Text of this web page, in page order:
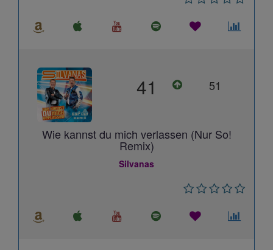
41 51
Wie kannst du mich verlassen (Nur So!
Remix)
Silvanas